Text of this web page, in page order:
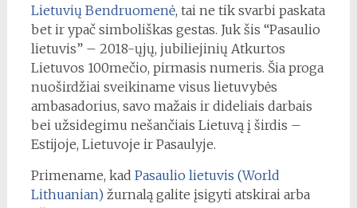
Lietuvių Bendruomenė, tai ne tik svarbi paskata
bet ir ypač simboliškas gestas. Juk šis “Pasaulio
lietuvis” – 2018-ųjų, jubiliejinių Atkurtos
Lietuvos 100mečio, pirmasis numeris. Šia proga
nuoširdžiai sveikiname visus lietuvybės
ambasadorius, savo mažais ir dideliais darbais
bei užsidegimu nešančiais Lietuvą į širdis –
Estijoje, Lietuvoje ir Pasaulyje.
Primename, kad Pasaulio lietuvis (World
Lithuanian)žurnalą galite įsigyti atskirai arba